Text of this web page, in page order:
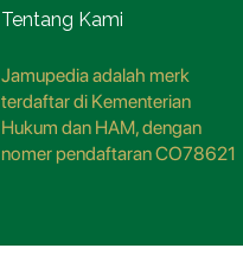
Tentang Kami
Jamupedia adalah merk
terdaftar di Kementerian
Hukum dan HAM, dengan
nomer pendaftaran CO78621